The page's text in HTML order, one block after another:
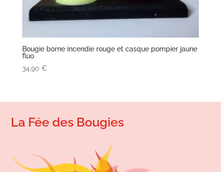
Bougie borne incendie rouge et casque pompier jaune
fluo
34,90 €
La Fée des Bougies